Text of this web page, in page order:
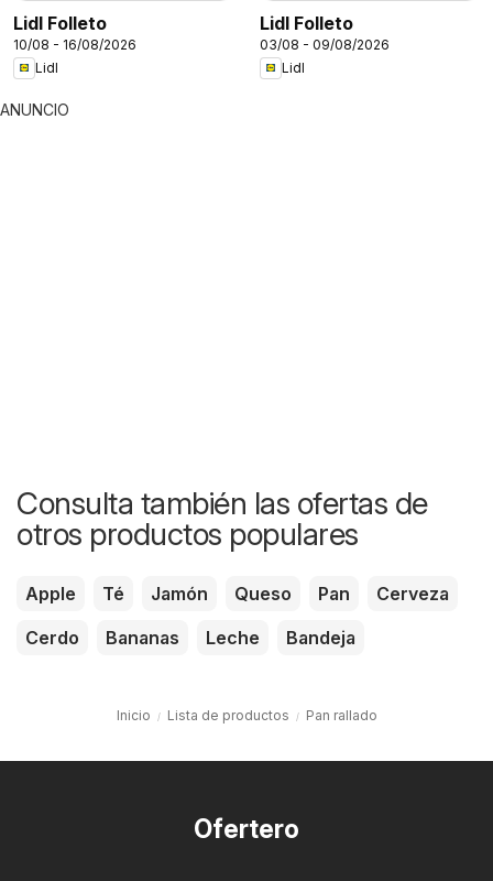
Lidl Folleto
10/08 - 16/08/2026
Lidl
Lidl Folleto
03/08 - 09/08/2026
Lidl
ANUNCIO
Consulta también las ofertas de
otros productos populares
Apple Té Jamón Queso Pan
Cerveza
Cerdo
Bananas Leche Bandeja
Inicio Lista de productos Pan rallado
Ofertero